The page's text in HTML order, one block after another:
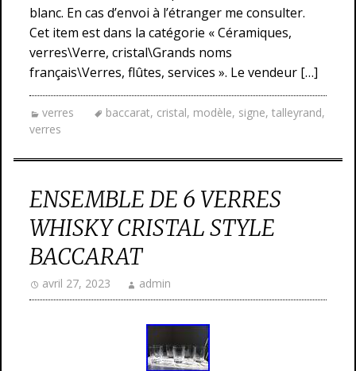
blanc. En cas d’envoi à l’étranger me consulter.
Cet item est dans la catégorie « Céramiques,
verres\Verre, cristal\Grands noms
français\Verres, flûtes, services ». Le vendeur […]
verres baccarat, cristal, modèle, signe, talleyrand,
verres
ENSEMBLE DE 6 VERRES
WHISKY CRISTAL STYLE
BACCARAT
avril 27, 2023 admin